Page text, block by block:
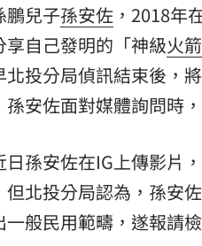
鵬兒子孫安佐 ，2018年
享自己發明的「神級火
北投分局偵訊結束後，
安佐面對媒體詢問時
日孫安佐在IG上傳影片
但北投分局認為，孫安
一般民用範疇，遂報請